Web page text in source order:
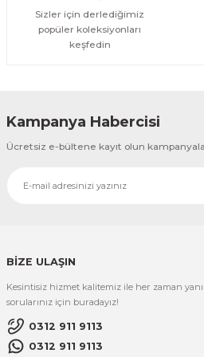
Sizler için derlediğimiz
popüler koleksiyonları
keşfedin
Kampanya Habercisi
Ücretsiz e-bültene kayıt olun
BİZE ULAŞIN
Kesintisiz hizmet kalitemiz ile her zaman
sorularınız için buradayız!
0312 911 9113
0312 911 9113